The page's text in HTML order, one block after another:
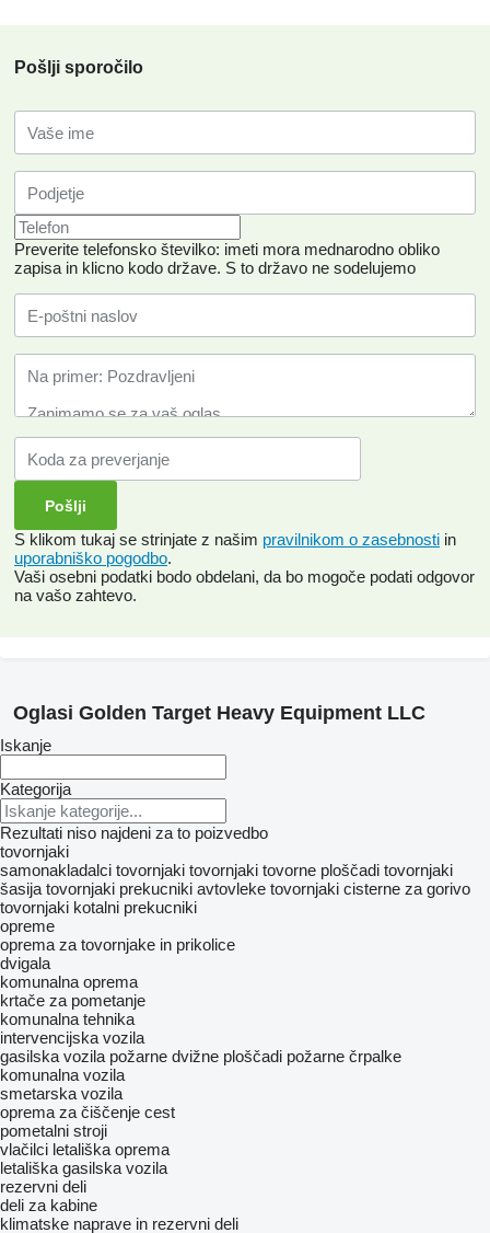
Pošlji sporočilo
Preverite telefonsko številko: imeti mora mednarodno obliko
zapisa in klicno kodo države. S to državo ne sodelujemo
S klikom tukaj se strinjate z našim pravilnikom o zasebnosti in
uporabniško pogodbo.
Vaši osebni podatki bodo obdelani, da bo mogoče podati odgovor
na vašo zahtevo.
Oglasi Golden Target Heavy Equipment LLC
Iskanje
Kategorija
Rezultati niso najdeni za to poizvedbo
tovornjaki
samonakladalci tovornjaki tovornjaki tovorne ploščadi tovornjaki
šasija tovornjaki prekucniki avtovleke tovornjaki cisterne za gorivo
tovornjaki kotalni prekucniki
opreme
oprema za tovornjake in prikolice
dvigala
komunalna oprema
krtače za pometanje
komunalna tehnika
intervencijska vozila
gasilska vozila požarne dvižne ploščadi požarne črpalke
komunalna vozila
smetarska vozila
oprema za čiščenje cest
pometalni stroji
vlačilci letališka oprema
letališka gasilska vozila
rezervni deli
deli za kabine
klimatske naprave in rezervni deli